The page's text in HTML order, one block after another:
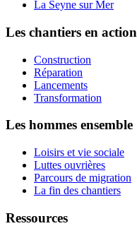
La Seyne sur Mer
Les chantiers en action
Construction
Réparation
Lancements
Transformation
Les hommes ensemble
Loisirs et vie sociale
Luttes ouvrières
Parcours de migration
La fin des chantiers
Ressources